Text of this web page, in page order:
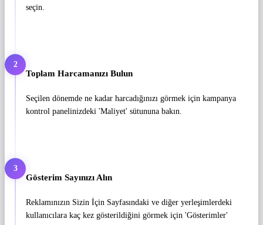
seçin.
2
Toplam Harcamanızı Bulun
Seçilen dönemde ne kadar harcadığınızı görmek için kampanya
kontrol panelinizdeki 'Maliyet' sütununa bakın.
3
Gösterim Sayınızı Alın
Reklamınızın Sizin İçin Sayfasındaki ve diğer yerleşimlerdeki
kullanıcılara kaç kez gösterildiğini görmek için 'Gösterimler'